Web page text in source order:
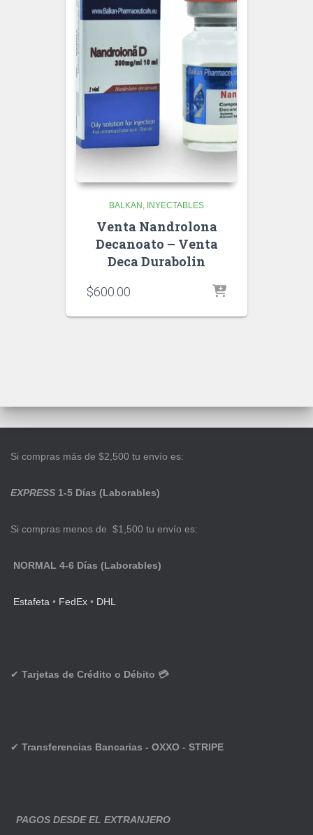
BALKAN INYECTABLES
Venta Nandrolona
Decanoato – Venta
Deca Durabolin
$600.00
Si compras más de $2,500 tu envío es:
EXPRESS 1-5 Días (Laborables)
Si compras menos de $1,500 tu envío es:
NORMAL 4-6 Días (Laborables)
Estafeta • FedEx • DHL
✔ Tarjetas de Crédito o Débito 💳
✔ Transferencias Bancarias - OXXO - STRIPE
PAGOS DESDE EL EXTRANJERO